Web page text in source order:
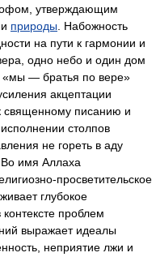
утверждающим
и природы. Набожность
на пути к гармонии и
одно небо и один дом
«мы — братья по вере»
акцептации
священному писанию и
столпов
не гореть в аду
имя Аллаха
просветительское
глубокое
проблем
выражает идеалы
неприятие лжи и